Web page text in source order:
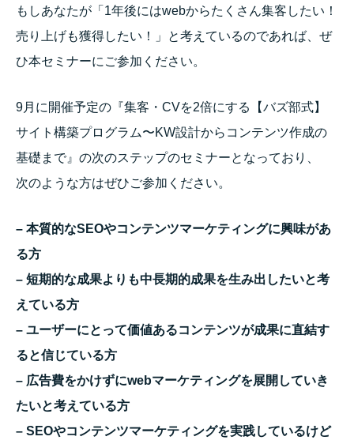
もしあなたが「1年後にはwebからたくさん集客したい！
売り上げも獲得したい！」と考えているのであれば、ぜ
ひ本セミナーにご参加ください。
9月に開催予定の『集客・CVを2倍にする【バズ部式】
サイト構築プログラム〜KW設計からコンテンツ作成の
基礎まで』の次のステップのセミナーとなっており、
次のような方はぜひご参加ください。
– 本質的なSEOやコンテンツマーケティングに興味があ
る方
– 短期的な成果よりも中長期的成果を生み出したいと考
えている方
– ユーザーにとって価値あるコンテンツが成果に直結す
ると信じている方
– 広告費をかけずにwebマーケティングを展開していき
たいと考えている方
– SEOやコンテンツマーケティングを実践しているけど